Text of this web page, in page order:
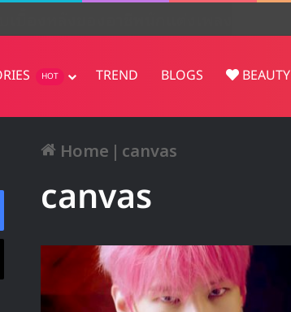
HOT TREND BLOGS BEAUTY
Home | canvas
canvas